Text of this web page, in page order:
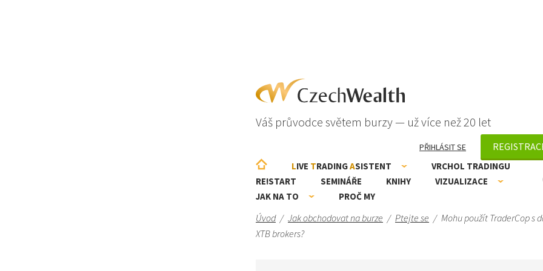
Váš průvodce světem burzy — už více než 20 let
PŘIHLÁSIT SE
LIVE TRADINGASISTENT
VRCHOL TRADINGU
RE!START
SEMINÁŘE KNIHY
VIZUALIZACE
JAK NA TO
PROČ MY
Úvod / Jak obchodovat na burze / Ptejte se / Mohu použít TraderCop s
XTB brokers?